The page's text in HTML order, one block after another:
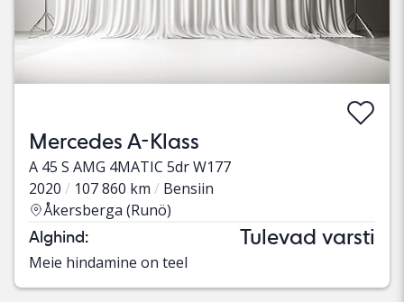
Mercedes A-Klass
A 45 S AMG 4MATIC 5dr W177
2020
107 860 km
Bensiin
Åkersberga (Runö)
Alghind: Tulevad varsti
Meie hindamine on teel